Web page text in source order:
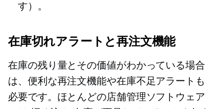
す）。
在庫切れアラートと再注文機能
在庫の残り量とその価値がわかっている場合
は、便利な再注文機能や在庫不足アラートも
必要です。ほとんどの店舗管理ソフトウェア